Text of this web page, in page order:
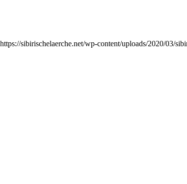
https://sibirischelaerche.net/wp-content/uploads/2020/03/